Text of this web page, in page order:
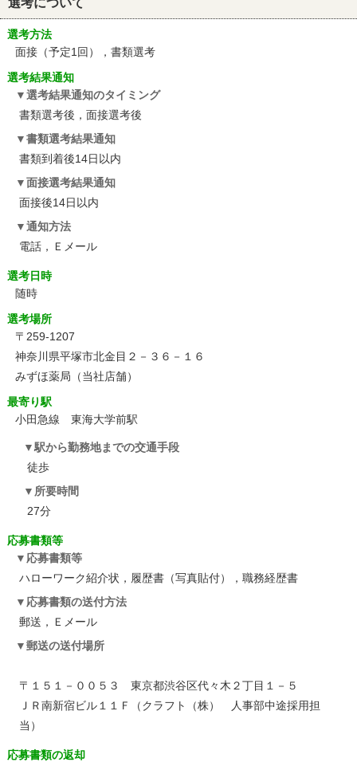
選考について
選考方法
面接（予定1回），書類選考
選考結果通知
選考結果通知のタイミング
書類選考後，面接選考後
書類選考結果通知
書類到着後14日以内
面接選考結果通知
面接後14日以内
通知方法
電話，Ｅメール
選考日時
随時
選考場所
〒259-1207
神奈川県平塚市北金目２－３６－１６
みずほ薬局（当社店舗）
最寄り駅
小田急線 東海大学前駅
駅から勤務地までの交通手段
徒歩
所要時間
27分
応募書類等
応募書類等
ハローワーク紹介状，履歴書（写真貼付），職務経歴書
応募書類の送付方法
郵送，Ｅメール
郵送の送付場所
〒１５１－００５３ 東京都渋谷区代々木２丁目１－５
ＪＲ南新宿ビル１１Ｆ（クラフト（株） 人事部中途採用担
当）
応募書類の返却